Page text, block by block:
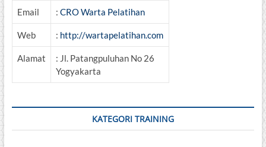
Email : CRO Warta Pelatihan
Web : http://wartapelatihan.com
Alamat
: Jl. Patangpuluhan No 26
Yogyakarta
KATEGORI TRAINING